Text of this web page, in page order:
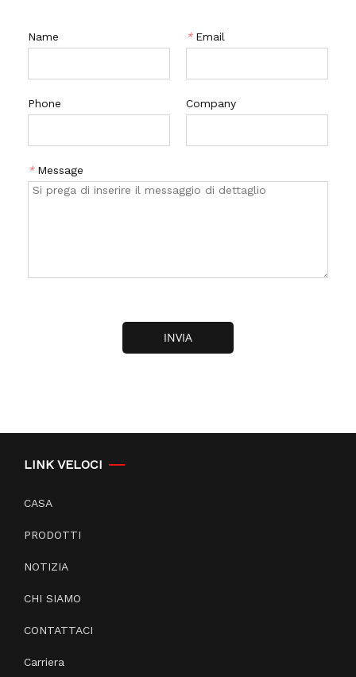
Name * Email
Phone Company
* Message
INVIA
LINK VELOCI
CASA
PRODOTTI
NOTIZIA
CHI SIAMO
CONTATTACI
Carriera